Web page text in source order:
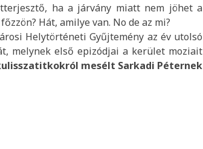
ha a járvány miatt nem jöhet a
Hát, amilye van. No de az mi?
Helytörténeti Gyűjtemény az év utolsó
melynek első epizódjai a kerület moziait
mesélt Sarkadi Péternek